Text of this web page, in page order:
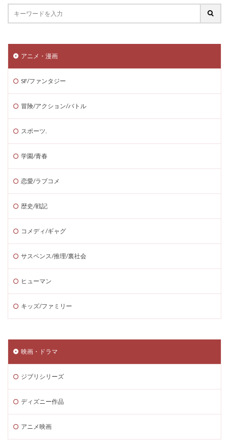
アニメ・漫画
SF/ファンタジー
冒険/アクション/バトル
スポーツ.
学園/青春
恋愛/ラブコメ
歴史/戦記
コメディ/ギャグ
サスペンス/推理/裏社会
ヒューマン
キッズ/ファミリー
映画・ドラマ
ジブリシリーズ
ディズニー作品
アニメ映画